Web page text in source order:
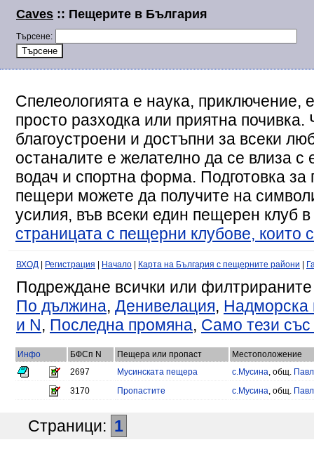
Caves :: Пещерите в България
Търсене:
Спелеологията е наука, приключение,
просто разходка или приятна
благоустроени и достъпни за всеки
останалите е желателно да се влиза
водач и спортна форма. Подготовка за
пещери можете да получите на
усилия, във всеки един пещерен клуб
страницата с пещерни клубове, които
ВХОД Регистрация Начало Карта на България с пещерните райони
Подреждане всички или
По дължина, Денивелация, Надморска
и N, Последна промяна, Само тези
Инфо БФСп N Пещера или пропаст
Местоположение
2697
Мусинската пещера с.Мусина, общ.
3170
Пропастите с.Мусина, общ.
Страници: 1